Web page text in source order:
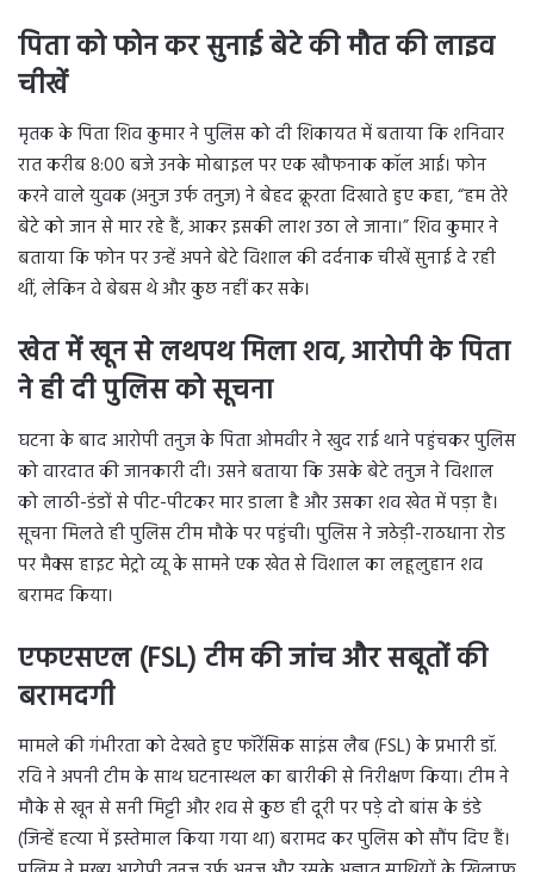
पिता को फोन कर सुनाई बेटे की मौत की लाइव
चीखें
मृतक के पिता शिव कुमार ने पुलिस को दी शिकायत में बताया कि शनिवार
रात करीब 8:00 बजे उनके मोबाइल पर एक खौफनाक कॉल आई। फोन
करने वाले युवक (अनुज उर्फ तनुज) ने बेहद क्रूरता दिखाते हुए कहा, “हम तेरे
बेटे को जान से मार रहे हैं, आकर इसकी लाश उठा ले जाना।” शिव कुमार ने
बताया कि फोन पर उन्हें अपने बेटे विशाल की दर्दनाक चीखें सुनाई दे रही
थीं, लेकिन वे बेबस थे और कुछ नहीं कर सके।
खेत में खून से लथपथ मिला शव, आरोपी के पिता
ने ही दी पुलिस को सूचना
घटना के बाद आरोपी तनुज के पिता ओमवीर ने खुद राई थाने पहुंचकर पुलिस
को वारदात की जानकारी दी। उसने बताया कि उसके बेटे तनुज ने विशाल
को लाठी-डंडों से पीट-पीटकर मार डाला है और उसका शव खेत में पड़ा है।
सूचना मिलते ही पुलिस टीम मौके पर पहुंची। पुलिस ने जठेड़ी-राठधाना रोड
पर मैक्स हाइट मेट्रो व्यू के सामने एक खेत से विशाल का लहूलुहान शव
बरामद किया।
एफएसएल (FSL) टीम की जांच और सबूतों की
बरामदगी
मामले की गंभीरता को देखते हुए फॉरेंसिक साइंस लैब (FSL) के प्रभारी डॉ.
रवि ने अपनी टीम के साथ घटनास्थल का बारीकी से निरीक्षण किया। टीम ने
मौके से खून से सनी मिट्टी और शव से कुछ ही दूरी पर पड़े दो बांस के डंडे
(जिन्हें हत्या में इस्तेमाल किया गया था) बरामद कर पुलिस को सौंप दिए हैं।